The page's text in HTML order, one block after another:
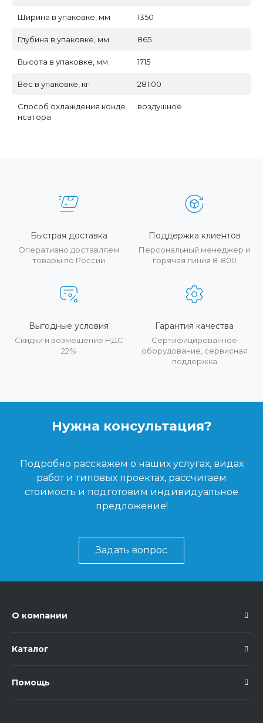
Ширина в упаковке, мм 1350
Глубина в упаковке, мм 865
Высота в упаковке, мм 1715
Вес в упаковке, кг 281.00
Способ охлаждения конде
нсатора
воздушное
Быстрая доставка
Оперативно доставляем
товары по России
Поддержка клиентов
Персональный менеджер и
горячая линия 8-800
Выгодные условия
Скидки и возмещение НДС
22%
Гарантия качества
Сертифицированное
оборудование, сервисная
поддержка
Нужна консультация?
Подробно расскажем о наших услугах, видах
работ и типовых проектах, рассчитаем
стоимость и подготовим индивидуальное
предложение!
Задать вопрос
О компании
Каталог
Помощь